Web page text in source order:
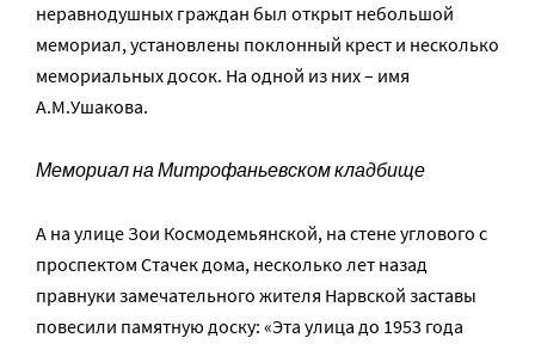
неравнодушных граждан был открыт небольшой
мемориал, установлены поклонный крест и несколько
мемориальных досок. На одной из них – имя
А.М.Ушакова.
Мемориал на Митрофаньевском кладбище
А на улице Зои Космодемьянской, на стене углового с
проспектом Стачек дома, несколько лет назад
правнуки замечательного жителя Нарвской заставы
повесили памятную доску: «Эта улица до 1953 года